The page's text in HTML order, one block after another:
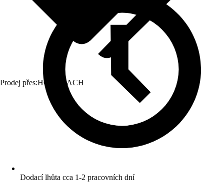
Prodej přes:HORNBACH
Dodací lhůta cca 1-2 pracovních dní